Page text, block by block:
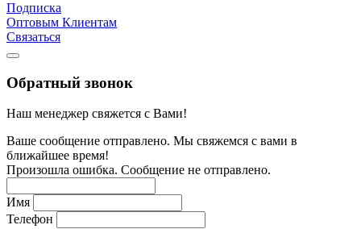
Подписка
Оптовым Клиентам
Связаться
Обратный звонок
Наш менеджер свяжется с Вами!
Ваше сообщение отправлено. Мы свяжемся с вами в
ближайшее время!
Произошла ошибка. Сообщение не отправлено.
Имя
Телефон